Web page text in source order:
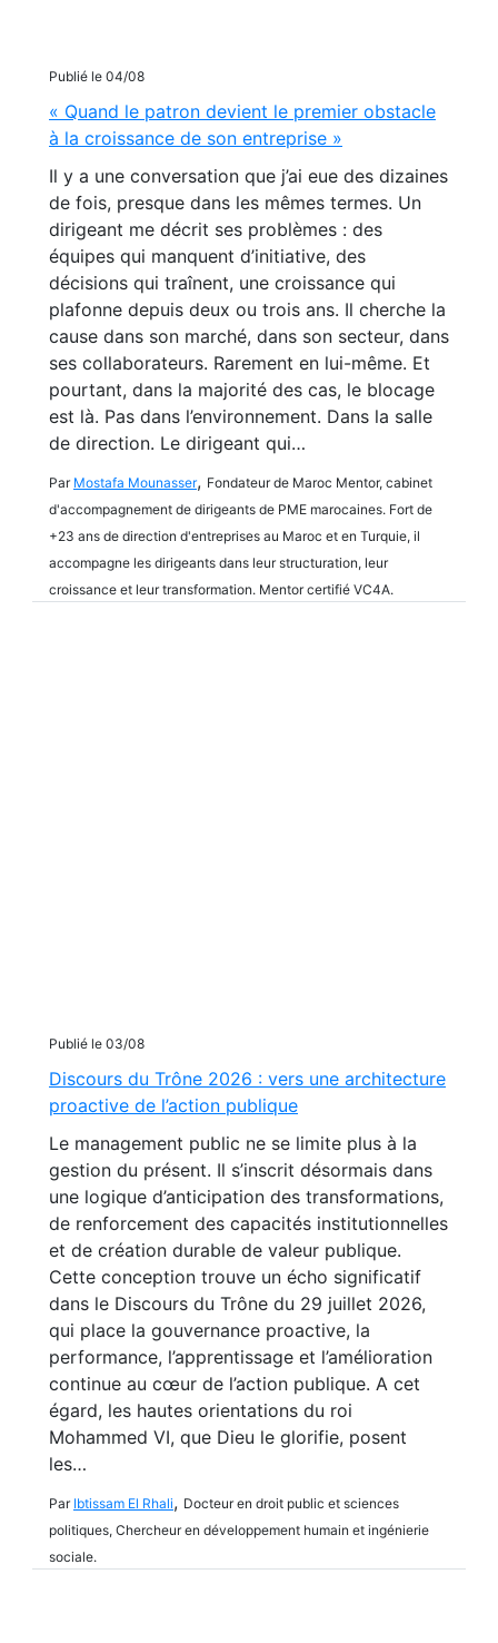
Publié le 04/08
« Quand le patron devient le premier obstacle
à la croissance de son entreprise »
Il y a une conversation que j’ai eue des dizaines
de fois, presque dans les mêmes termes. Un
dirigeant me décrit ses problèmes : des
équipes qui manquent d’initiative, des
décisions qui traînent, une croissance qui
plafonne depuis deux ou trois ans. Il cherche la
cause dans son marché, dans son secteur, dans
ses collaborateurs. Rarement en lui-même. Et
pourtant, dans la majorité des cas, le blocage
est là. Pas dans l’environnement. Dans la salle
de direction. Le dirigeant qui…
Par Mostafa Mounasser, Fondateur de Maroc Mentor, cabinet
d'accompagnement de dirigeants de PME marocaines. Fort de
+23 ans de direction d'entreprises au Maroc et en Turquie, il
accompagne les dirigeants dans leur structuration, leur
croissance et leur transformation. Mentor certifié VC4A.
Publié le 03/08
Discours du Trône 2026 : vers une architecture
proactive de l’action publique
Le management public ne se limite plus à la
gestion du présent. Il s’inscrit désormais dans
une logique d’anticipation des transformations,
de renforcement des capacités institutionnelles
et de création durable de valeur publique.
Cette conception trouve un écho significatif
dans le Discours du Trône du 29 juillet 2026,
qui place la gouvernance proactive, la
performance, l’apprentissage et l’amélioration
continue au cœur de l’action publique. A cet
égard, les hautes orientations du roi
Mohammed VI, que Dieu le glorifie, posent
les…
Par Ibtissam El Rhali, Docteur en droit public et sciences
politiques, Chercheur en développement humain et ingénierie
sociale.